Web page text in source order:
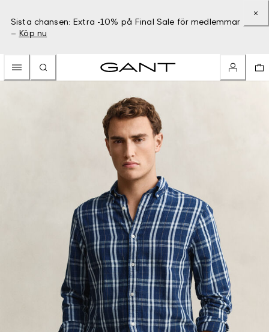
Sista chansen: Extra -10% på Final Sale för medlemmar
– Köp nu